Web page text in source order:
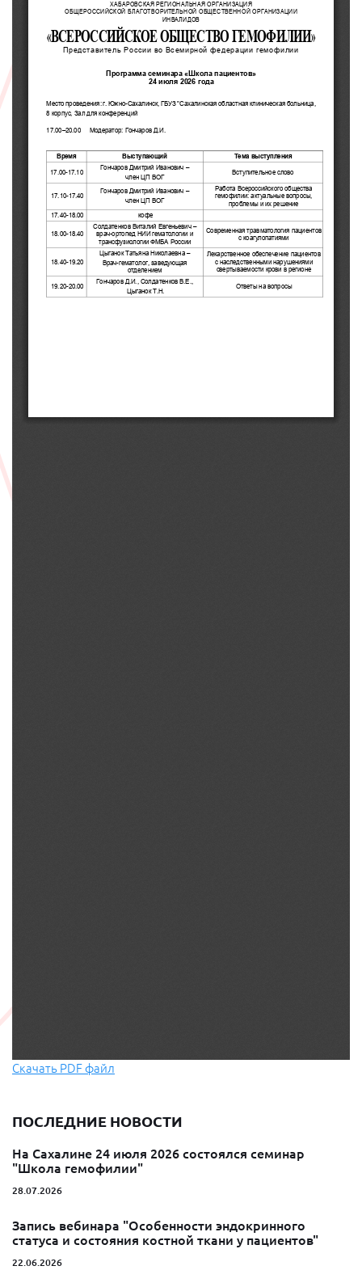
Скачать PDF файл
ПОСЛЕДНИЕ НОВОСТИ
На Сахалине 24 июля 2026 состоялся семинар
"Школа гемофилии"
28.07.2026
Запись вебинара "Особенности эндокринного
статуса и состояния костной ткани у пациентов"
22.06.2026